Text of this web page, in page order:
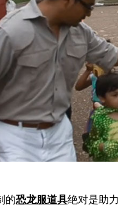
的恐龙服道具绝对是助